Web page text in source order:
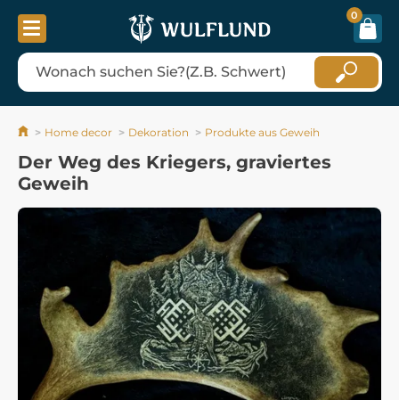
0
Home decor Dekoration Produkte aus Geweih
Der Weg des Kriegers, graviertes
Geweih